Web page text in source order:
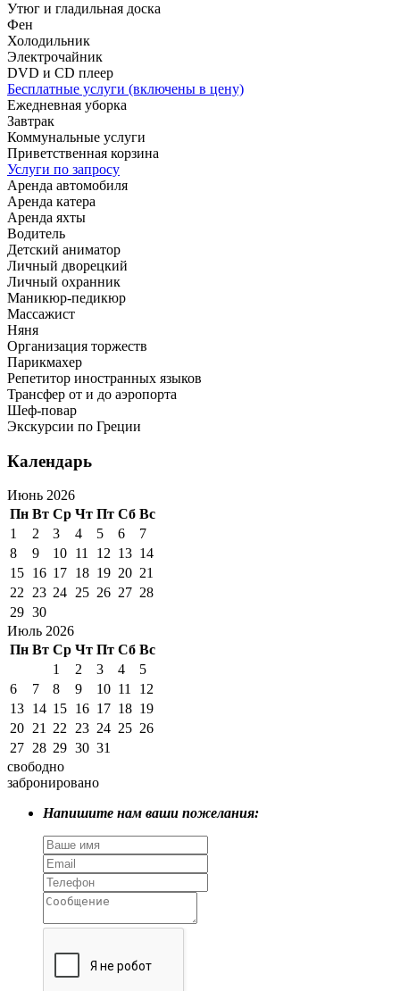
Утюг и гладильная доска
Фен
Холодильник
Электрочайник
DVD и CD плеер
Бесплатные услуги (включены в цену)
Ежедневная уборка
Завтрак
Коммунальные услуги
Приветственная корзина
Услуги по запросу
Аренда автомобиля
Аренда катера
Аренда яхты
Водитель
Детский аниматор
Личный дворецкий
Личный охранник
Маникюр-педикюр
Массажист
Няня
Организация торжеств
Парикмахер
Репетитор иностранных языков
Трансфер от и до аэропорта
Шеф-повар
Экскурсии по Греции
Календарь
Июнь 2026
Пн Вт Ср Чт Пт Сб Вс
1
2 3 4 5 6
7
8
9 10 11 12 13 14
15 16 17 18 19 20 21
22
23 24 25 26 27 28
29 30
Июль 2026
Пн Вт Ср Чт Пт Сб Вс
1
2 3 4
5
6
7 8 9 10 11
12
13 14 15 16 17 18 19
20 21 22 23 24 25 26
27 28 29 30 31
свободно
забронировано
Напишите нам ваши пожелания: